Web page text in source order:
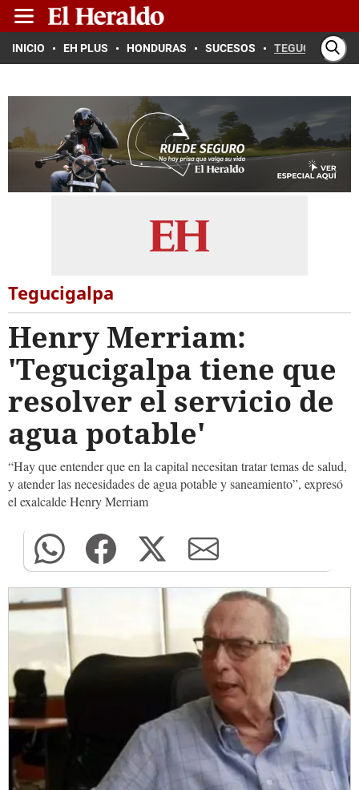
INICIO EH PLUS HONDURAS SUCESOS TEGUCIGALPA
Tegucigalpa
Henry Merriam:
'Tegucigalpa tiene que
resolver el servicio de
agua potable'
“Hay que entender que en la capital necesitan tratar temas de salud,
y atender las necesidades de agua potable y saneamiento”, expresó
el exalcalde Henry Merriam